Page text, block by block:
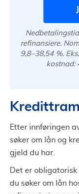
refinansiere.
9,8–38,54 %.
kostnad:
Etter innføringen
søker om lån og
gjeld du har.
Det er
du søker om lån